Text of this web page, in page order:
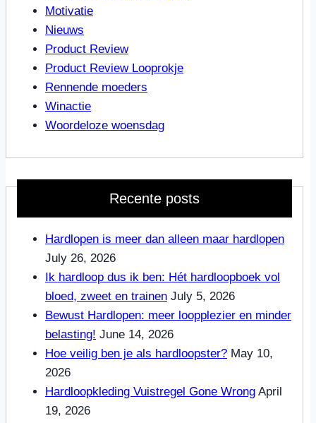
Motivatie
Nieuws
Product Review
Product Review Looprokje
Rennende moeders
Winactie
Woordeloze woensdag
Recente posts
Hardlopen is meer dan alleen maar hardlopen
July 26, 2026
Ik hardloop dus ik ben: Hét hardloopboek vol
bloed, zweet en trainen July 5, 2026
Bewust Hardlopen: meer loopplezier en minder
belasting! June 14, 2026
Hoe veilig ben je als hardloopster? May 10,
2026
Hardloopkleding Vuistregel Gone Wrong April
19, 2026